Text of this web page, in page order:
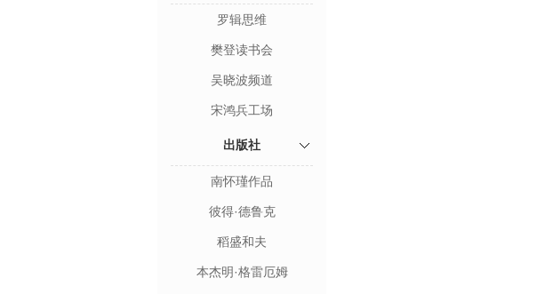
罗辑思维
樊登读书会
吴晓波频道
宋鸿兵工场
出版社
南怀瑾作品
彼得·德鲁克
稻盛和夫
本杰明·格雷厄姆